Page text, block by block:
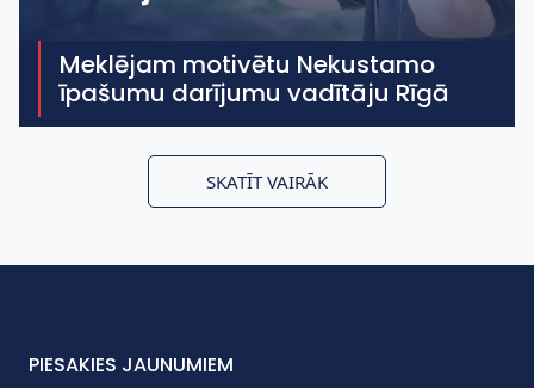
Meklējam motivētu Nekustamo
īpašumu darījumu vadītāju Rīgā
SKATĪT VAIRĀK
PIESAKIES JAUNUMIEM